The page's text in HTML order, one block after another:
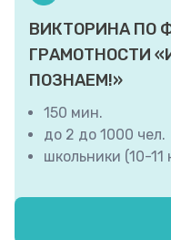
ВИКТОРИНА ПО
ГРАМОТНОСТИ
ПОЗНАЕМ!»
150 мин.
до 2 до 1000 чел.
школьники (10-